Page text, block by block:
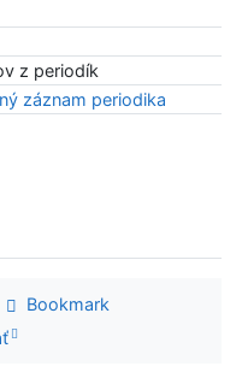
z periodík
záznam periodika
Bookmark